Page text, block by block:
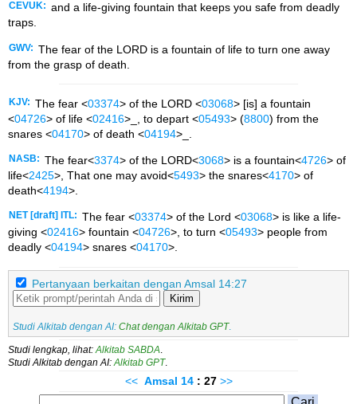
CEVUK: and a life-giving fountain that keeps you safe from deadly
traps.
GWV: The fear of the LORD is a fountain of life to turn one away
from the grasp of death.
KJV: The fear <03374> of the LORD <03068> [is] a fountain
<04726> of life <02416>_, to depart <05493> (8800) from the
snares <04170> of death <04194>_.
NASB: The fear<3374> of the LORD<3068> is a fountain<4726> of
life<2425>, That one may avoid<5493> the snares<4170> of
death<4194>.
NET [draft] ITL: The fear <03374> of the Lord <03068> is like a life-
giving <02416> fountain <04726>, to turn <05493> people from
deadly <04194> snares <04170>.
Pertanyaan berkaitan dengan Amsal 14:27
Kirim
Studi Alkitab dengan AI: Chat dengan Alkitab GPT.
Studi lengkap, lihat: Alkitab SABDA
Studi Alkitab dengan AI: Alkitab GPT.
<< Amsal 14 : 27 >>